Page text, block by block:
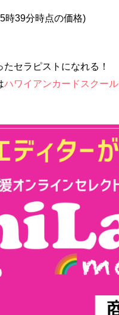
時39分時点の価格)
たセラピストになれる！
ハワイアンカードスクール